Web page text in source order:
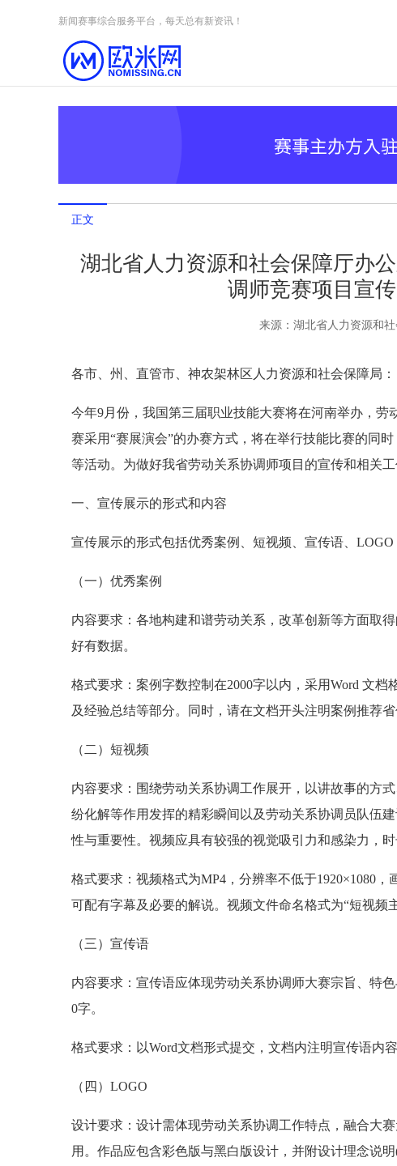
新闻赛事综合服务平台，每天总有新资讯！
正文
湖北省人力资源和社会保障厅办
调师竞赛项目宣
来源： 湖北省人力资源和
各市、州、直管市、神农架林区人力资源和社会保障局：
今年9月份，我国第三届职业技能大赛将在河南举办，
赛采用“赛展演会”的办赛方式，将在举行技能比赛的同
等活动。为做好我省劳动关系协调师项目的宣传和相关
一、宣传展示的形式和内容
宣传展示的形式包括优秀案例、短视频、宣传语、LOGO
（一）优秀案例
内容要求：各地构建和谱劳动关系，改革创新等方面取
好有数据。
格式要求：案例字数控制在2000字以内，采用Word 文
及经验总结等部分。同时，请在文档开头注明案例推荐
（二）短视频
内容要求：围绕劳动关系协调工作展开，以讲故事的方
纷化解等作用发挥的精彩瞬间以及劳动关系协调员队伍
性与重要性。视频应具有较强的视觉吸引力和感染力，时
格式要求：视频格式为MP4，分辨率不低于1920×1080
可配有字幕及必要的解说。视频文件命名格式为“短视频
（三）宣传语
内容要求：宣传语应体现劳动关系协调师大赛宗旨、特
0字。
格式要求：以Word文档形式提交，文档内注明宣传语内
（四）LOGO
设计要求：设计需体现劳动关系协调工作特点，融合大
用。作品应包含彩色版与黑白版设计，并附设计理念说明(